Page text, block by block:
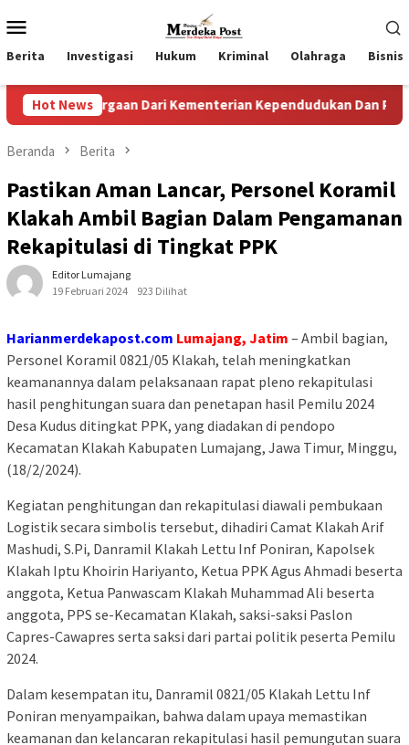
ke
kontenMobile
Berita Investigasi Hukum Kriminal Olahraga Bisnis
Hot News
Dari Kementerian Kependudukan Dan Pembangunan
Beranda Berita
Pastikan Aman Lancar, Personel Koramil
Klakah Ambil Bagian Dalam Pengamanan
Rekapitulasi di Tingkat PPK
Editor Lumajang
19 Februari 2024
923 Dilihat
Harianmerdekapost.com Lumajang, Jatim – Ambil bagian,
Personel Koramil 0821/05 Klakah, telah meningkatkan
keamanannya dalam pelaksanaan rapat pleno rekapitulasi
hasil penghitungan suara dan penetapan hasil Pemilu 2024
Desa Kudus ditingkat PPK, yang diadakan di pendopo
Kecamatan Klakah Kabupaten Lumajang, Jawa Timur, Minggu,
(18/2/2024).
Kegiatan penghitungan dan rekapitulasi diawali pembukaan
Logistik secara simbolis tersebut, dihadiri Camat Klakah Arif
Mashudi, S.Pi, Danramil Klakah Lettu Inf Poniran, Kapolsek
Klakah Iptu Khoirin Hariyanto, Ketua PPK Agus Ahmadi beserta
anggota, Ketua Panwascam Klakah Muhammad Ali beserta
anggota, PPS se-Kecamatan Klakah, saksi-saksi Paslon
Capres-Cawapres serta saksi dari partai politik peserta Pemilu
2024.
Dalam kesempatan itu, Danramil 0821/05 Klakah Lettu Inf
Poniran menyampaikan, bahwa dalam upaya memastikan
keamanan dan kelancaran rekapitulasi hasil pemungutan suara